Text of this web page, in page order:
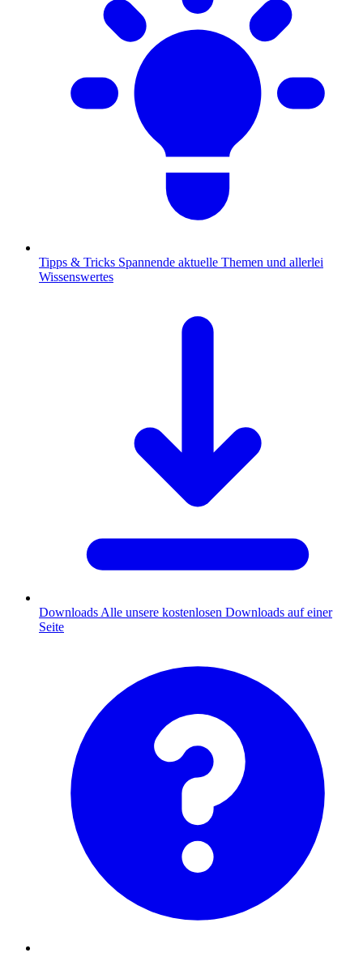
Tipps & Tricks Spannende aktuelle Themen und allerlei
Wissenswertes
Downloads Alle unsere kostenlosen Downloads auf einer
Seite